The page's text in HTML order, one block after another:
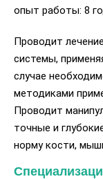
опыт работы: 8
Проводит
системы,
случае
методиками
Проводит
точные и
норму кости,